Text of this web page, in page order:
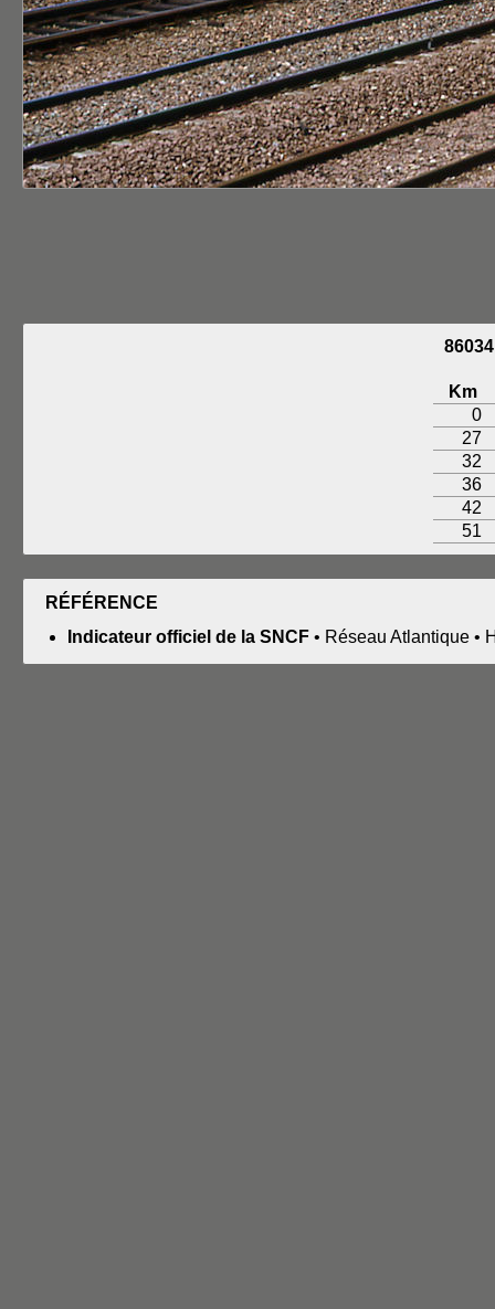
Km
0
27
32
36
42
51
RÉFÉRENCE
Indicateur officiel de la SNCF • Réseau Atlantique •